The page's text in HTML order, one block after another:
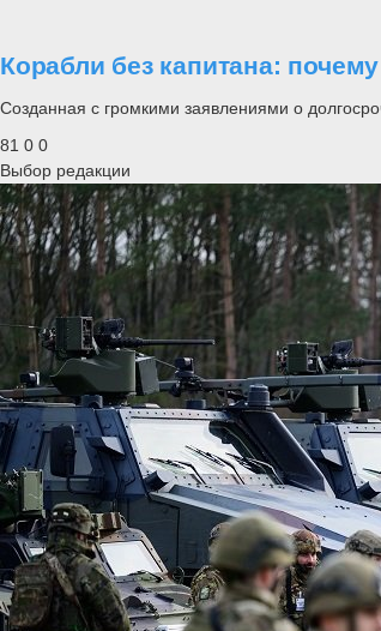
Корабли без капитана:
Созданная с громкими заявлениями о
81 0 0
Выбор редакции